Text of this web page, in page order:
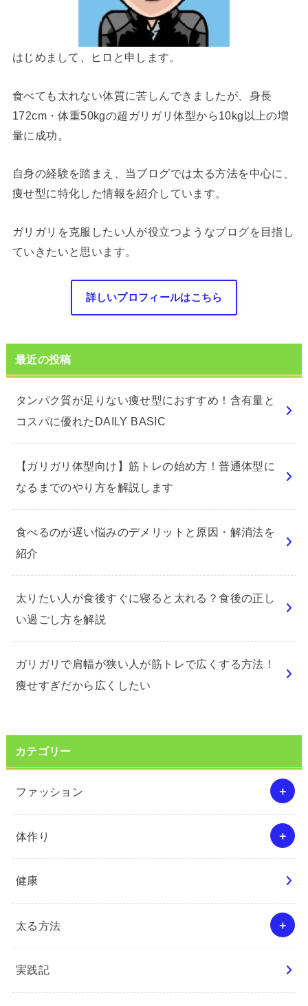
はじめまして、ヒロと申します。
食べても太れない体質に苦しんできましたが、身長
172cm・体重50kgの超ガリガリ体型から10kg以上の増
量に成功。
自身の経験を踏まえ、当ブログでは太る方法を中心に、
痩せ型に特化した情報を紹介しています。
ガリガリを克服したい人が役立つようなブログを目指し
ていきたいと思います。
詳しいプロフィールはこちら
最近の投稿
タンパク質が足りない痩せ型におすすめ！含有量と
コスパに優れたDAILY BASIC
【ガリガリ体型向け】筋トレの始め方！普通体型に
なるまでのやり方を解説します
食べるのが遅い悩みのデメリットと原因・解消法を
紹介
太りたい人が食後すぐに寝ると太れる？食後の正し
い過ごし方を解説
ガリガリで肩幅が狭い人が筋トレで広くする方法！
痩せすぎだから広くしたい
カテゴリー
ファッション
体作り
健康
太る方法
実践記